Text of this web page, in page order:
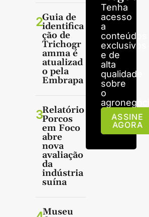
2Guia de
identifica
ção de
Trichogr
amma é
atualizad
o pela
Embrapa
3Relatório
Porcos
em Foco
abre
nova
avaliação
da
indústria
suína
Museu
Tenha
acesso
a
conteúdos
exclusivos
e de
alta
qualidade
sobre
o
ASSINE
AGORA